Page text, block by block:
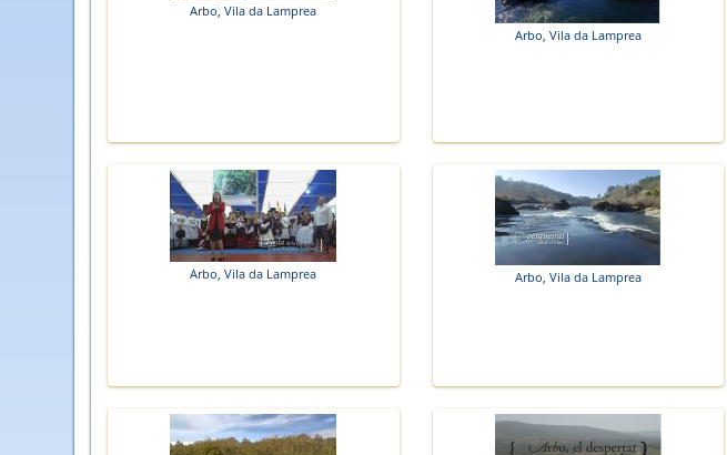
Arbo, Vila da Lamprea
Arbo, Vila da Lamprea
Arbo, Vila da Lamprea
Arbo, Vila da Lamprea